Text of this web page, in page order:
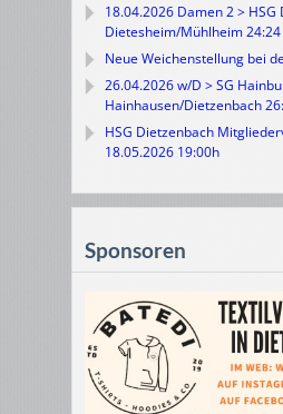
18.04.2026 Damen 2 > HSG
Dietesheim/Mühlheim 24:24
Neue Weichenstellung bei
26.04.2026 w/D > SG
Hainhausen/Dietzenbach
HSG Dietzenbach
18.05.2026 19:00h
Sponsoren